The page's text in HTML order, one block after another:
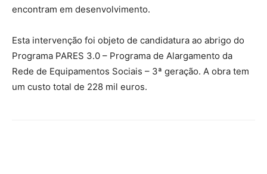
encontram em desenvolvimento.
Esta intervenção foi objeto de candidatura ao abrigo do
Programa PARES 3.0 – Programa de Alargamento da
Rede de Equipamentos Sociais – 3ª geração. A obra tem
um custo total de 228 mil euros.